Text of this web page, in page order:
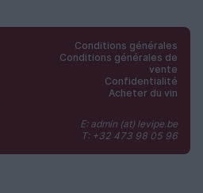
Conditions générales
Conditions générales de
vente
Confidentialité
Acheter du vin
E: admin (at) levipe.be
T: +32 473 98 05 96